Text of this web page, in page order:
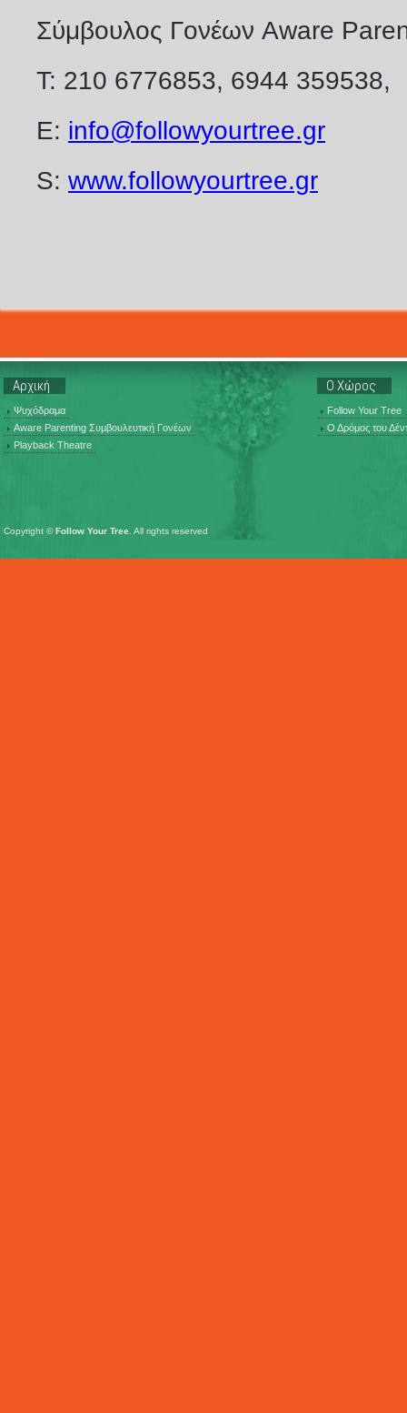
Σύμβουλος Γονέων Aware
Τ: 210 6776853, 6944 359538,
Ε: info@followyourtree.gr
S: www.followyourtree.gr
Αρχική
Ψυχόδραμα
Aware Parenting Συμβουλευτική Γονέων
Playback Theatre
Ο Χώρος
Follow Your Tree
Ο Δρόμος του
Copyright © Follow Your Tree. All rights reserved